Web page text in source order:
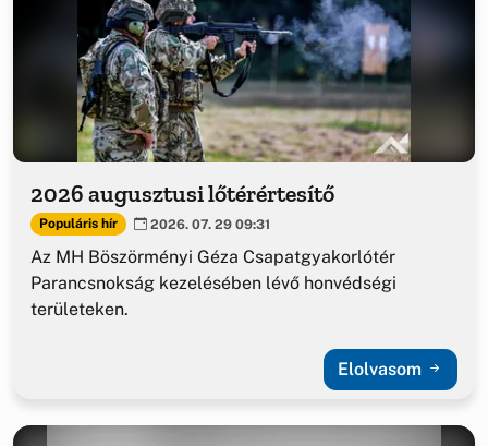
2026 augusztusi lőtérértesítő
Populáris hír 2026. 07. 29 09:31
Az MH Böszörményi Géza Csapatgyakorlótér
Parancsnokság kezelésében lévő honvédségi
területeken.
Elolvasom